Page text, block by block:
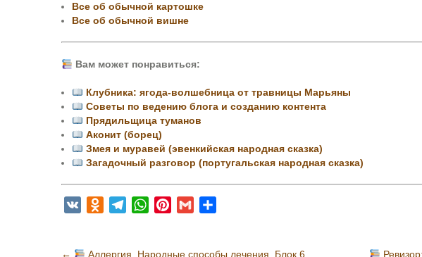
Все об обычной картошке
Все об обычной вишне
Вам может понравиться:
Клубника: ягода‑волшебница от травницы Марьяны
Советы по ведению блога и созданию контента
Прядильщица туманов
Аконит (борец)
Змея и муравей (эвенкийская народная сказка)
Загадочный разговор (португальская народная сказка)
O
W
← Аллергия. Народные способы лечения. Блок 6